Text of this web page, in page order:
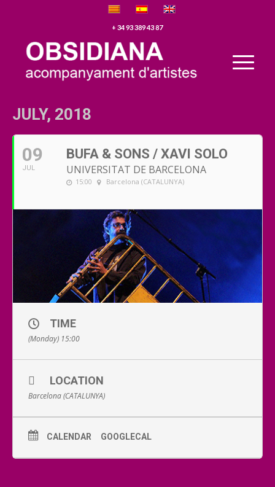
+ 34 93 389 43 87
JULY, 2018
09
JUL
BUFA & SONS / XAVI SOLO
UNIVERSITAT DE BARCELONA
15:00 Barcelona (CATALUNYA)
TIME
(Monday) 15:00
LOCATION
Barcelona (CATALUNYA)
CALENDAR GOOGLECAL